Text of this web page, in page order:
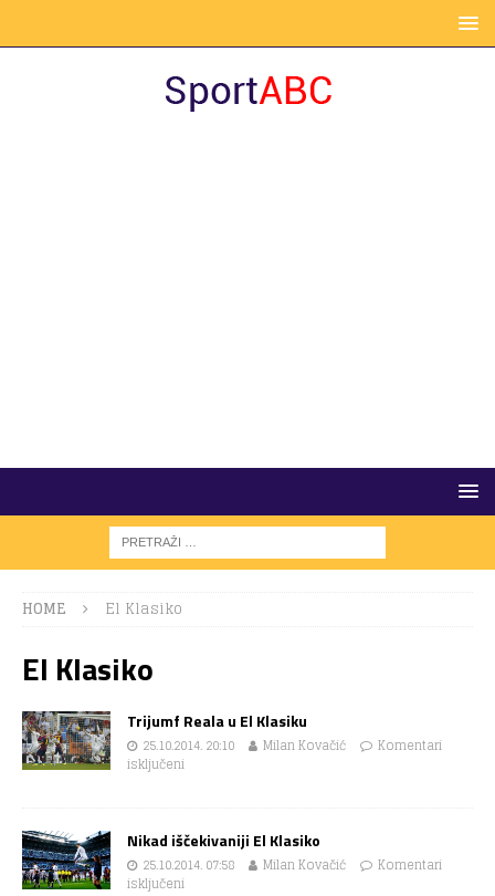
HOME El Klasiko
El Klasiko
Trijumf Reala u El Klasiku
25.10.2014. 20:10 Milan Kovačić
Komentari
isključeni
Nikad iščekivaniji El Klasiko
25.10.2014. 07:58 Milan Kovačić
Komentari
isključeni